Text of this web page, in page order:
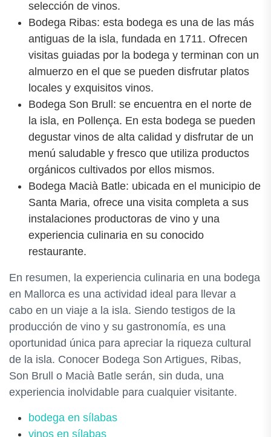
selección de vinos.
Bodega Ribas: esta bodega es una de las más
antiguas de la isla, fundada en 1711. Ofrecen
visitas guiadas por la bodega y terminan con un
almuerzo en el que se pueden disfrutar platos
locales y exquisitos vinos.
Bodega Son Brull: se encuentra en el norte de
la isla, en Pollença. En esta bodega se pueden
degustar vinos de alta calidad y disfrutar de un
menú saludable y fresco que utiliza productos
orgánicos cultivados por ellos mismos.
Bodega Macià Batle: ubicada en el municipio de
Santa Maria, ofrece una visita completa a sus
instalaciones productoras de vino y una
experiencia culinaria en su conocido
restaurante.
En resumen, la experiencia culinaria en una bodega
en Mallorca es una actividad ideal para llevar a
cabo en un viaje a la isla. Siendo testigos de la
producción de vino y su gastronomía, es una
oportunidad única para apreciar la riqueza cultural
de la isla. Conocer Bodega Son Artigues, Ribas,
Son Brull o Macià Batle serán, sin duda, una
experiencia inolvidable para cualquier visitante.
bodega en sílabas
vinos en sílabas